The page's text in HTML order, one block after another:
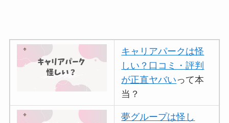
キャリアパークは怪
しい？口コミ・評判
が正直ヤバいって本
当？
夢グループは怪し